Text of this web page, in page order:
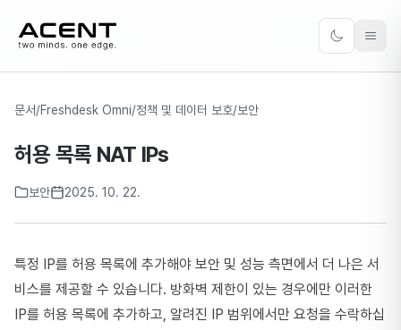
ACENT
Toggle
문서/Freshdesk Omni/정책 및 데이터 보호/보안
허용 목록 NAT IPs
보안 2025. 10. 22.
특정 IP를 허용 목록에 추가해야 보안 및 성능 측면에서 더 나은 서
비스를 제공할 수 있습니다. 방화벽 제한이 있는 경우에만 이러한
IP를 허용 목록에 추가하고, 알려진 IP 범위에서만 요청을 수락하십